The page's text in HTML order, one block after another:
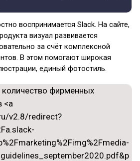
воспринимается Slack. На сайте,
визуал развивается
за счёт комплексной
В этом помогают широкая
единый фотостиль.